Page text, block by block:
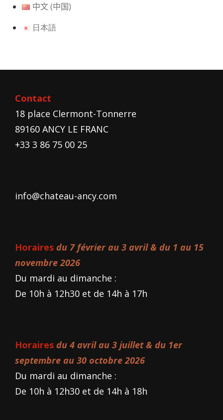
中文 (中国)
日本語
Contact
18 place Clermont-Tonnerre
89160 ANCY LE FRANC
+33 3 86 75 00 25
info@chateau-ancy.com
Horaires du 7 février au 3 avril & du 1 au 15
novembre 2026
Du mardi au dimanche :
De 10h à 12h30 et de 14h à 17h
Horaires du 4 avril au 3 juillet & du 1er
septembre au 30 octobre 2026
Du mardi au dimanche :
De 10h à 12h30 et de 14h à 18h